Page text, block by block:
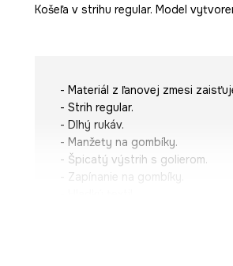
Košeľa v strihu regular. Model
- Materiál z ľanovej zmesi
- Strih regular.
- Dlhý rukáv.
- Manžety na gombíky.
- Špicatý výstrih s golierom.
- Zapínanie na gombíky.